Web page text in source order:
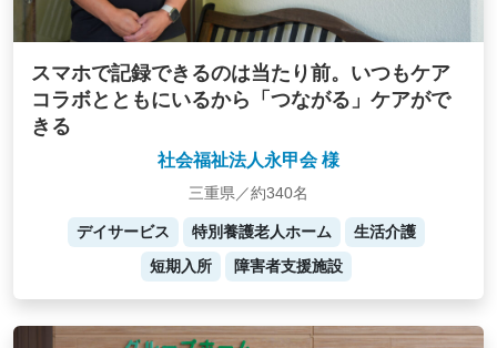
スマホで記録できるのは当たり前。いつもケア
コラボとともにいるから「つながる」ケアがで
きる
社会福祉法人永甲会 様
三重県／約340名
デイサービス 特別養護老人ホーム
生活介護
短期入所
障害者支援施設